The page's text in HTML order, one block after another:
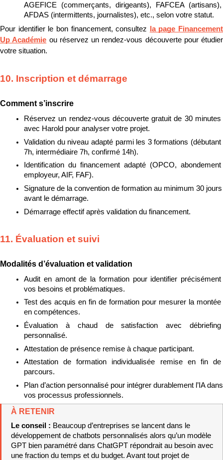
AGEFICE (commerçants, dirigeants), FAFCEA (artisans),
AFDAS (intermittents, journalistes), etc., selon votre statut.
Pour identifier le bon financement, consultez
la page Financement
Up Académie ou réservez un rendez-vous découverte pour étudier
votre situation.
10. Inscription et démarrage
Comment s’inscrire
Réservez un rendez-vous découverte gratuit de 30 minutes
avec Harold pour analyser votre projet.
Validation du niveau adapté parmi les 3 formations (débutant
7h, intermédiaire 7h, confirmé 14h).
Identification du financement adapté (OPCO, abondement
employeur, AIF, FAF).
Signature de la convention de formation au minimum 30 jours
avant le démarrage.
Démarrage effectif après validation du financement.
11. Évaluation et suivi
Modalités d’évaluation et validation
Audit en amont de la formation pour identifier précisément
vos besoins et problématiques.
Test des acquis en fin de formation pour mesurer la montée
en compétences.
Évaluation à chaud de satisfaction avec débriefing
personnalisé.
Attestation de présence remise à chaque participant.
Attestation de formation individualisée remise en fin de
parcours.
Plan d’action personnalisé pour intégrer durablement l’IA dans
vos processus professionnels.
À RETENIR
Le conseil : Beaucoup d’entreprises se lancent dans le
développement de chatbots personnalisés alors qu’un modèle
GPT bien paramétré dans ChatGPT répondrait au besoin avec
une fraction du temps et du budget. Avant tout projet de